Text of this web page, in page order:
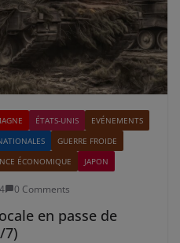
ÉTATS-UNIS
EVÉNEMENTS
GUERRE FROIDE
ÉCONOMIQUE JAPON
0 Comments
en passe de
7)